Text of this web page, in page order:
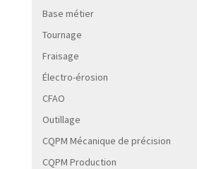
Base métier
Tournage
Fraisage
Électro-érosion
CFAO
Outillage
CQPM Mécanique de précision
CQPM Production